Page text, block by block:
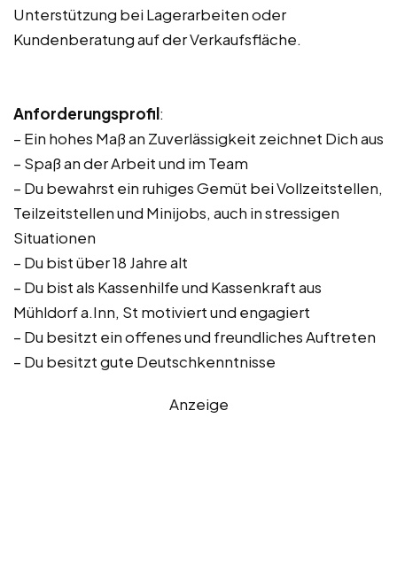
Unterstützung bei Lagerarbeiten oder
Kundenberatung auf der Verkaufsfläche.
Anforderungsprofil:
– Ein hohes Maß an Zuverlässigkeit zeichnet Dich aus
– Spaß an der Arbeit und im Team
– Du bewahrst ein ruhiges Gemüt bei Vollzeitstellen,
Teilzeitstellen und Minijobs, auch in stressigen
Situationen
– Du bist über 18 Jahre alt
– Du bist als Kassenhilfe und Kassenkraft aus
Mühldorf a.Inn, St motiviert und engagiert
– Du besitzt ein offenes und freundliches Auftreten
– Du besitzt gute Deutschkenntnisse
Anzeige